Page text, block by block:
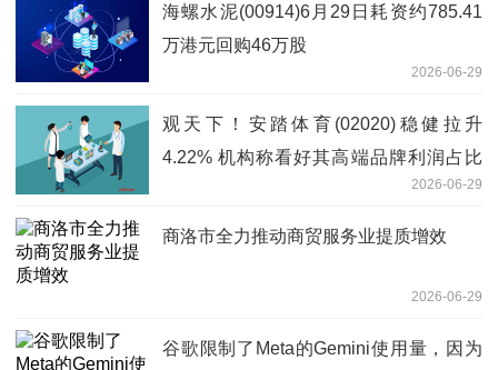
海螺水泥(00914)6月29日耗资约785.41
万港元回购46万股
2026-06-29
观天下！安踏体育(02020)稳健拉升
4.22% 机构称看好其高端品牌利润占比
2026-06-29
商洛市全力推动商贸服务业提质增效
2026-06-29
谷歌限制了Meta的Gemini使用量，因为